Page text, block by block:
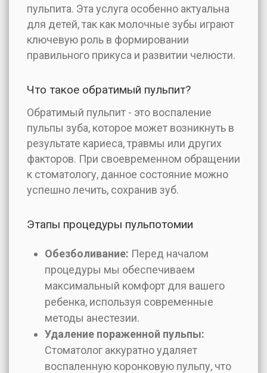
пульпита. Эта услуга особенно актуальна
для детей, так как молочные зубы играют
ключевую роль в формировании
правильного прикуса и развитии челюсти.
Что такое обратимый пульпит?
Обратимый пульпит - это воспаление
пульпы зуба, которое может возникнуть в
результате кариеса, травмы или других
факторов. При своевременном обращении
к стоматологу, данное состояние можно
успешно лечить, сохранив зуб.
Этапы процедуры пульпотомии
Обезболивание: Перед началом
процедуры мы обеспечиваем
максимальный комфорт для вашего
ребенка, используя современные
методы анестезии.
Удаление пораженной пульпы:
Стоматолог аккуратно удаляет
воспаленную коронковую пульпу, что